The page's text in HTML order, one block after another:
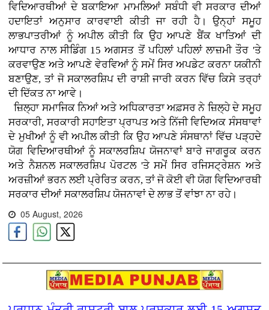
ਵਿਦਿਆਰਥੀਆਂ ਦੇ ਬਕਾਇਆ ਮਾਮਲਿਆਂ ਸਬੰਧੀ ਵੀ ਸਰਕਾਰ ਦੀਆਂ
ਹਦਾਇਤਾਂ ਅਨੁਸਾਰ ਕਾਰਵਾਈ ਕੀਤੀ ਜਾ ਰਹੀ ਹੈ। ਉਨ੍ਹਾਂ ਸਮੂਹ
ਲਾਭਪਾਤਰੀਆਂ ਨੂੰ ਅਪੀਲ ਕੀਤੀ ਕਿ ਉਹ ਆਪਣੇ ਬੈਂਕ ਖਾਤਿਆਂ ਦੀ
ਆਧਾਰ ਨਾਲ ਸੀਡਿੰਗ 15 ਅਗਸਤ ਤੋਂ ਪਹਿਲਾਂ ਪਹਿਲਾਂ ਲਾਜ਼ਮੀ ਤੌਰ 'ਤੇ
ਕਰਵਾਉਣ ਅਤੇ ਆਪਣੇ ਵੇਰਵਿਆਂ ਨੂੰ ਸਮੇਂ ਸਿਰ ਅਪਡੇਟ ਕਰਨਾ ਯਕੀਨੀ
ਬਣਾਉਣ, ਤਾਂ ਜੋ ਸਕਾਲਰਸ਼ਿਪ ਦੀ ਰਾਸ਼ੀ ਜਾਰੀ ਕਰਨ ਵਿੱਚ ਕਿਸੇ ਤਰ੍ਹਾਂ
ਦੀ ਦਿੱਕਤ ਨਾ ਆਵੇ।
ਜ਼ਿਲ੍ਹਾ ਸਮਾਜਿਕ ਨਿਆਂ ਅਤੇ ਅਧਿਕਾਰਤਾ ਅਫ਼ਸਰ ਨੇ ਜ਼ਿਲ੍ਹੇ ਦੇ ਸਮੂਹ
ਸਰਕਾਰੀ, ਸਰਕਾਰੀ ਸਹਾਇਤਾ ਪ੍ਰਾਪਤ ਅਤੇ ਨਿੱਜੀ ਵਿਦਿਅਕ ਸੰਸਥਾਵਾਂ
ਦੇ ਮੁਖੀਆਂ ਨੂੰ ਵੀ ਅਪੀਲ ਕੀਤੀ ਕਿ ਉਹ ਆਪਣੇ ਸੰਸਥਾਨਾਂ ਵਿੱਚ ਪੜ੍ਹਦੇ
ਯੋਗ ਵਿਦਿਆਰਥੀਆਂ ਨੂੰ ਸਕਾਲਰਸ਼ਿਪ ਯੋਜਨਾਵਾਂ ਬਾਰੇ ਜਾਗਰੂਕ ਕਰਨ
ਅਤੇ ਨੈਸ਼ਨਲ ਸਕਾਲਰਸ਼ਿਪ ਪੋਰਟਲ 'ਤੇ ਸਮੇਂ ਸਿਰ ਰਜਿਸਟ੍ਰੇਸ਼ਨ ਅਤੇ
ਅਰਜ਼ੀਆਂ ਭਰਨ ਲਈ ਪ੍ਰੇਰਿਤ ਕਰਨ, ਤਾਂ ਜੋ ਕੋਈ ਵੀ ਯੋਗ ਵਿਦਿਆਰਥੀ
ਸਰਕਾਰ ਦੀਆਂ ਸਕਾਲਰਸ਼ਿਪ ਯੋਜਨਾਵਾਂ ਦੇ ਲਾਭ ਤੋਂ ਵਾਂਝਾ ਨਾ ਰਹੇ।
05 August, 2026